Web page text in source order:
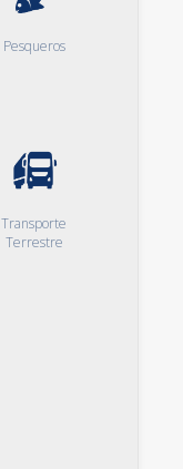
Pesqueros
Transporte
Terrestre